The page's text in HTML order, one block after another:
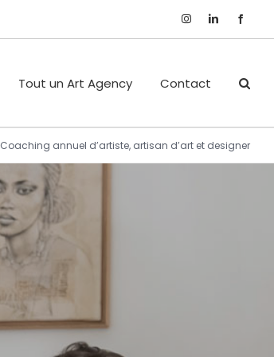
InstagramLinkedIn
Tout un Art Agency Contact
Coaching annuel d’artiste, artisan d’art et designer